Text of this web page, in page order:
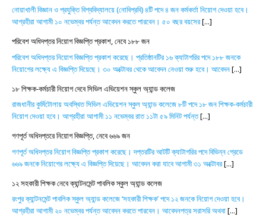
নোয়াখালী বিজ্ঞান ও প্রযুক্তি বিশ্ববিদ্যালয়ে (নোবিপ্রবি) ৪টি পদে ৪ জন কর্মকর্তা নিয়োগ দেওয়া হবে।
আগ্রহীরা আগামী ১০ নভেম্বর পর্যন্ত আবেদন করতে পারবেন। ৫০ বছর বয়সের[...]
পরিবেশ অধিদপ্তর নিয়োগ বিজ্ঞপ্তি প্রকাশ, নেবে ১৮৮ জন
পরিবেশ অধিদপ্তর নিয়োগ বিজ্ঞপ্তি প্রকাশ করেছে। প্রতিষ্ঠানটির ১৬ ক্যাটাগরির পদে ১৮৮ জনকে
নিয়োগের লক্ষ্যে এ বিজ্ঞপ্তি দিয়েছে। ৩০ অক্টোবর থেকে আবেদন নেওয়া শুরু হবে। আবেদন[...]
১৮ শিক্ষক-কর্মচারী নিয়োগ দেবে সিভিল এভিয়েশন স্কুল অ্যান্ড কলেজ
রাজধানীর কুর্মিটোলায় অবস্থিত সিভিল এভিয়েশন স্কুল অ্যান্ড কলেজে ৮টি পদে ১৮ জন শিক্ষক-কর্মচারী
নিয়োগ দেওয়া হবে। আগ্রহীরা আগামী ১১ নভেম্বর রাত ১১টা ৫৯ মিনিট পর্যন্ত[...]
গণপূর্ত অধিদপ্তরে নিয়োগ বিজ্ঞপ্তি, নেবে ৬৬৯ জন
গণপূর্ত অধিদপ্তর নিয়োগ বিজ্ঞপ্তি প্রকাশ করেছে। দপ্তরটির আটটি ক্যাটাগরির পদে বিভিন্ন গ্রেডে
৬৬৯ জনকে নিয়োগের লক্ষ্যে এ বিজ্ঞপ্তি দিয়েছে। আবেদন করা যাবে আগামী ৩১ অক্টোবর[...]
১২ সহকারী শিক্ষক নেবে ক্যান্টনমেন্ট পাবলিক স্কুল অ্যান্ড কলেজ
রংপুর ক্যান্টনমেন্ট পাবলিক স্কুল অ্যান্ড কলেজে ‘সহকারী শিক্ষক’ পদে ১২ জনকে নিয়োগ দেওয়া হবে।
আগ্রহীরা আগামী ২০ নভেম্বর পর্যন্ত আবেদন করতে পারবেন। আবেদনপত্র সরাসরি অথবা[...]